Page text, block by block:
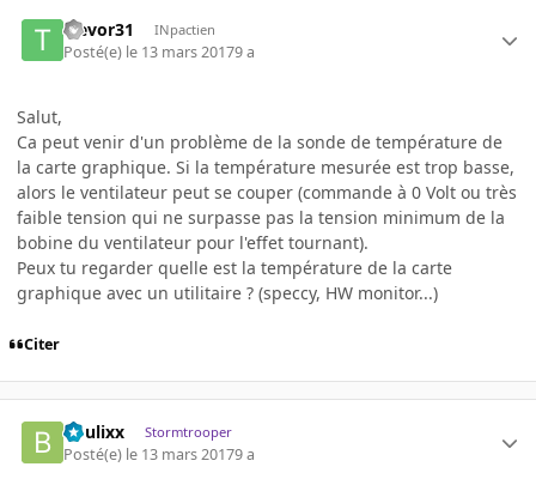
trevor31 INpactien
Posté(e) le 13 mars 20179 a
Salut,
Ca peut venir d'un problème de la sonde de température de
la carte graphique. Si la température mesurée est trop basse,
alors le ventilateur peut se couper (commande à 0 Volt ou très
faible tension qui ne surpasse pas la tension minimum de la
bobine du ventilateur pour l'effet tournant).
Peux tu regarder quelle est la température de la carte
graphique avec un utilitaire ? (speccy, HW monitor...)
Citer
boulixx Stormtrooper
Posté(e) le 13 mars 20179 a